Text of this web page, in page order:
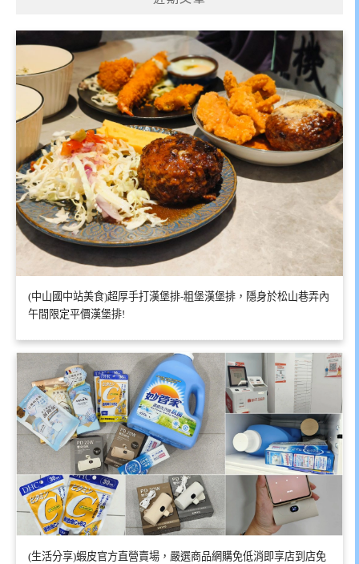
(中山國中站美食)超厚手打漢堡排-粗堡漢堡排，隱身於松山巷弄內
午間限定平價漢堡排!
(生活分享)蝦皮官方直營賣場，嚴選商品網購免低消即享店到店免